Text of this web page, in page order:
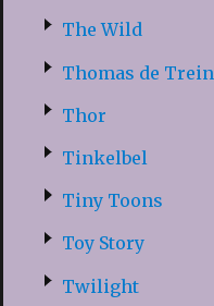
The Wild
Thomas de Trein
Thor
Tinkelbel
Tiny Toons
Toy Story
Twilight